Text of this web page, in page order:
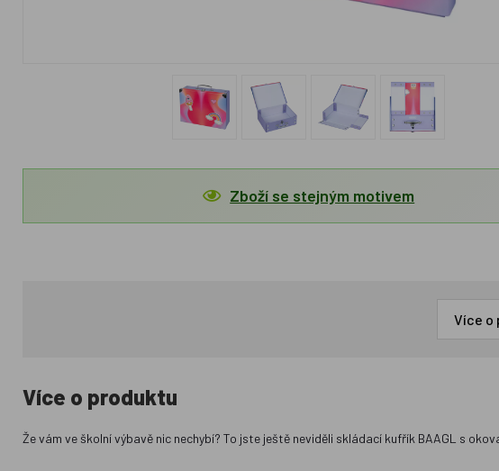
Zboží se stejným motivem
Více o
Více o produktu
Že vám ve školní výbavě nic nechybí? To jste ještě neviděli skládací kufřík BAAGL s